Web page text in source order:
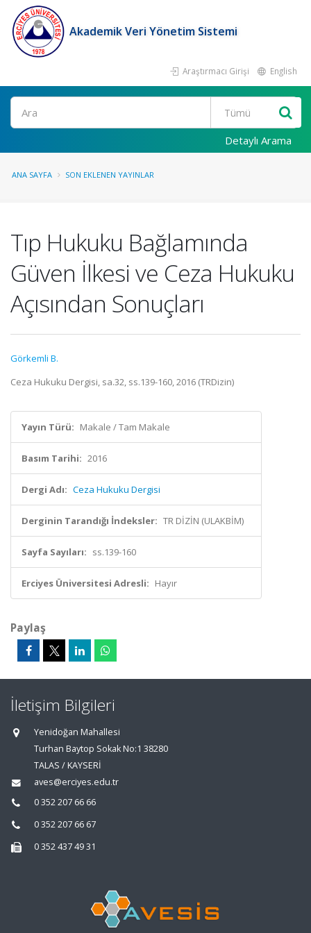
Akademik Veri Yönetim Sistemi
Araştırmacı Girişi English
Ara
Detaylı Arama
ANA SAYFA SON EKLENEN YAYINLAR
Tıp Hukuku Bağlamında
Güven İlkesi ve Ceza Hukuku
Açısından Sonuçları
Görkemli B.
Ceza Hukuku Dergisi, sa.32, ss.139-160, 2016 (TRDizin)
Yayın Türü: Makale / Tam Makale
Basım Tarihi: 2016
Dergi Adı: Ceza Hukuku Dergisi
Derginin Tarandığı İndeksler: TR DİZİN (ULAKBİM)
Sayfa Sayıları: ss.139-160
Erciyes Üniversitesi Adresli: Hayır
Paylaş
İletişim Bilgileri
Yenidoğan Mahallesi
Turhan Baytop Sokak No:1 38280
TALAS / KAYSERİ
aves@erciyes.edu.tr
0 352 207 66 66
0 352 207 66 67
0 352 437 49 31